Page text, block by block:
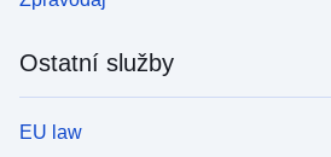
Ostatní služby
EU law